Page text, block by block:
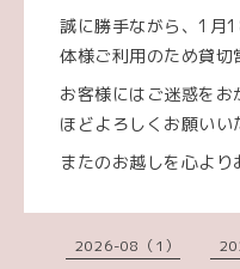
誠に勝手ながら、1月
体様ご利用のため貸切
お客様にはご迷惑を
ほどよろしくお願いい
またのお越しを心より
2026-08（1）